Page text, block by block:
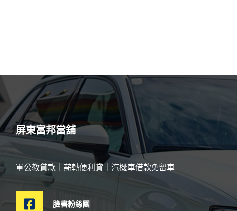
屏東富邦當舖
軍公教貸款｜薪轉便利貸｜汽機車借款免留車
臉書粉絲團